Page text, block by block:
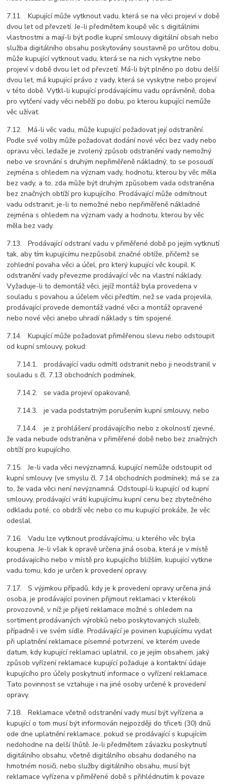
7.11. Kupující může vytknout vadu, která se na věci projeví v době
dvou let od převzetí. Je-li předmětem koupě věc s digitálními
vlastnostmi a mají-li být podle kupní smlouvy digitální obsah nebo
služba digitálního obsahu poskytovány soustavně po určitou dobu,
může kupující vytknout vadu, která se na nich vyskytne nebo
projeví v době dvou let od převzetí. Má-li být plněno po dobu delší
dvou let, má kupující právo z vady, která se vyskytne nebo projeví
v této době. Vytkl-li kupující prodávajícímu vadu oprávněně, doba
pro vytčení vady věci neběží po dobu, po kterou kupující nemůže
věc užívat.
7.12. Má-li věc vadu, může kupující požadovat její odstranění.
Podle své volby může požadovat dodání nové věci bez vady nebo
opravu věci, ledaže je zvolený způsob odstranění vady nemožný
nebo ve srovnání s druhým nepřiměřeně nákladný; to se posoudí
zejména s ohledem na význam vady, hodnotu, kterou by věc měla
bez vady, a to, zda může být druhým způsobem vada odstraněna
bez značných obtíží pro kupujícího. Prodávající může odmítnout
vadu odstranit, je-li to nemožné nebo nepřiměřeně nákladné
zejména s ohledem na význam vady a hodnotu, kterou by věc
měla bez vady.
7.13. Prodávající odstraní vadu v přiměřené době po jejím vytknutí
tak, aby tím kupujícímu nezpůsobil značné obtíže, přičemž se
zohlední povaha věci a účel, pro který kupující věc koupil. K
odstranění vady převezme prodávající věc na vlastní náklady.
Vyžaduje-li to demontáž věci, jejíž montáž byla provedena v
souladu s povahou a účelem věci předtím, než se vada projevila,
prodávající provede demontáž vadné věci a montáž opravené
nebo nové věci anebo uhradí náklady s tím spojené.
7.14. Kupující může požadovat přiměřenou slevu nebo odstoupit
od kupní smlouvy, pokud:
7.14.1. prodávající vadu odmítl odstranit nebo ji neodstranil v
souladu s čl. 7.13 obchodních podmínek,
7.14.2. se vada projeví opakovaně,
7.14.3. je vada podstatným porušením kupní smlouvy, nebo
7.14.4. je z prohlášení prodávajícího nebo z okolností zjevné,
že vada nebude odstraněna v přiměřené době nebo bez značných
obtíží pro kupujícího.
7.15. Je-li vada věci nevýznamná, kupující nemůže odstoupit od
kupní smlouvy (ve smyslu čl. 7.14 obchodních podmínek); má se za
to, že vada věci není nevýznamná. Odstoupí-li kupující od kupní
smlouvy, prodávající vrátí kupujícímu kupní cenu bez zbytečného
odkladu poté, co obdrží věc nebo co mu kupující prokáže, že věc
odeslal.
7.16. Vadu lze vytknout prodávajícímu, u kterého věc byla
koupena. Je-li však k opravě určena jiná osoba, která je v místě
prodávajícího nebo v místě pro kupujícího bližším, kupující vytkne
vadu tomu, kdo je určen k provedení opravy.
7.17. S výjimkou případů, kdy je k provedení opravy určena jiná
osoba, je prodávající povinen přijmout reklamaci v kterékoli
provozovně, v níž je přijetí reklamace možné s ohledem na
sortiment prodávaných výrobků nebo poskytovaných služeb,
případně i ve svém sídle. Prodávající je povinen kupujícímu vydat
při uplatnění reklamace písemné potvrzení, ve kterém uvede
datum, kdy kupující reklamaci uplatnil, co je jejím obsahem, jaký
způsob vyřízení reklamace kupující požaduje a kontaktní údaje
kupujícího pro účely poskytnutí informace o vyřízení reklamace.
Tato povinnost se vztahuje i na jiné osoby určené k provedení
opravy.
7.18. Reklamace včetně odstranění vady musí být vyřízena a
kupující o tom musí být informován nejpozději do třiceti (30) dnů
ode dne uplatnění reklamace, pokud se prodávající s kupujícím
nedohodne na delší lhůtě. Je-li předmětem závazku poskytnutí
digitálního obsahu, včetně digitálního obsahu dodaného na
hmotném nosiči, nebo služby digitálního obsahu, musí být
reklamace vyřízena v přiměřené době s přihlédnutím k povaze